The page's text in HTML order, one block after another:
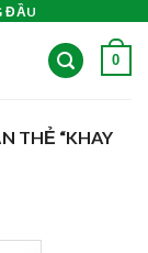
ĐẦU
0
THẺ “KHAY